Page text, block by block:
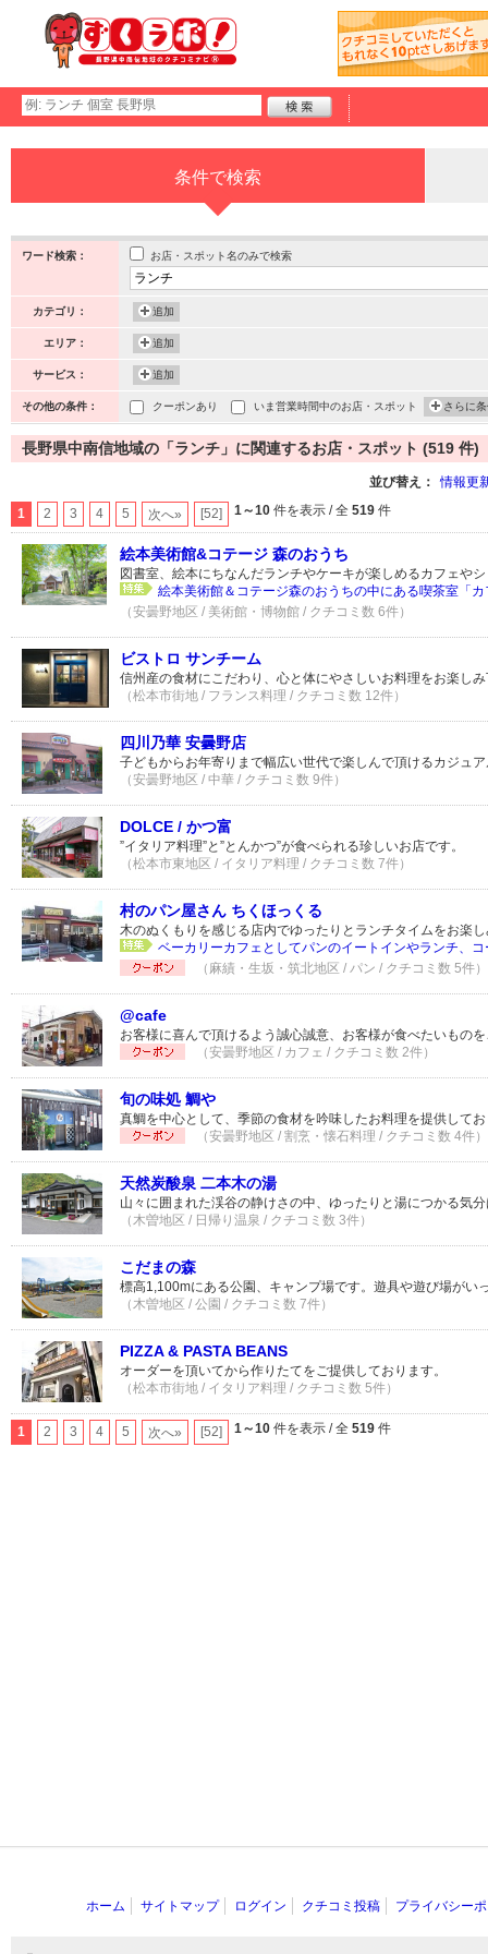
条件で検索
ワード検索： お店・スポット名のみで検索
カテゴリ： 追加
エリア： 追加
サービス： 追加
その他の条件： クーポンあり いま営業時間中のお店・スポット さらに
長野県中南信地域の「ランチ」に関連するお店・スポット (519 件)
並び替え： 情報更
1 2 3 4 5 次へ» [52] 1～10 件を表示 / 全 519 件
絵本美術館&コテージ 森のおうち
図書室、絵本にちなんだランチやケーキが楽しめるカフェや
絵本美術館＆コテージ森のおうちの中にある喫茶室「
（安曇野地区 / 美術館・博物館 / クチコミ数 6件）
ビストロ サンチーム
信州産の食材にこだわり、心と体にやさしいお料理をお楽し
（松本市街地 / フランス料理 / クチコミ数 12件）
四川乃華 安曇野店
子どもからお年寄りまで幅広い世代で楽しんで頂けるカジュ
（安曇野地区 / 中華 / クチコミ数 9件）
DOLCE / かつ富
”イタリア料理”と”とんかつ”が食べられる珍しいお店です。
（松本市東地区 / イタリア料理 / クチコミ数 7件）
村のパン屋さん ちくほっくる
木のぬくもりを感じる店内でゆったりとランチタイムをお楽
ベーカリーカフェとしてパンのイートインやランチ、
（麻績・生坂・筑北地区 / パン / クチコミ数 5件）
@cafe
お客様に喜んで頂けるよう誠心誠意、お客様が食べたいもの
（安曇野地区 / カフェ / クチコミ数 2件）
旬の味処 鯛や
真鯛を中心として、季節の食材を吟味したお料理を提供して
（安曇野地区 / 割烹・懐石料理 / クチコミ数 4件）
天然炭酸泉 二本木の湯
山々に囲まれた渓谷の静けさの中、ゆったりと湯につかる気
（木曽地区 / 日帰り温泉 / クチコミ数 3件）
こだまの森
標高1,100mにある公園、キャンプ場です。遊具や遊び場がい
（木曽地区 / 公園 / クチコミ数 7件）
PIZZA & PASTA BEANS
オーダーを頂いてから作りたてをご提供しております。
（松本市街地 / イタリア料理 / クチコミ数 5件）
1 2 3 4 5 次へ» [52] 1～10 件を表示 / 全 519 件
ホーム サイトマップ ログイン クチコミ投稿 プライバシー